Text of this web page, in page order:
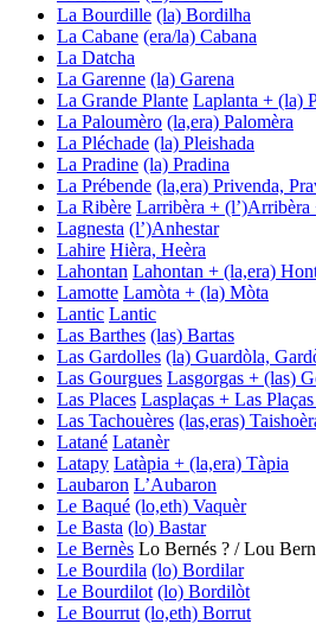
La Bourdille (la) Bordilha
La Cabane (era/la) Cabana
La Datcha
La Garenne (la) Garena
La Grande Plante Laplanta + (la)
La Paloumèro (la,era) Palomèra
La Pléchade (la) Pleishada
La Pradine (la) Pradina
La Prébende (la,era) Privenda,
La Ribère Larribèra + (l’)Arribèra
Lagnesta (l’)Anhestar
Lahire Hièra, Heèra
Lahontan Lahontan + (la,era)
Lamotte Lamòta + (la) Mòta
Lantic Lantic
Las Barthes (las) Bartas
Las Gardolles (la) Guardòla,
Las Gourgues Lasgorgas + (las)
Las Places Lasplaças + Las Plaças
Las Tachouères (las,eras)
Latané Latanèr
Latapy Latàpia + (la,era) Tàpia
Laubaron L’Aubaron
Le Baqué (lo,eth) Vaquèr
Le Basta (lo) Bastar
Le Bernès Lo Bernés ? / Lou
Le Bourdila (lo) Bordilar
Le Bourdilot (lo) Bordilòt
Le Bourrut (lo,eth) Borrut